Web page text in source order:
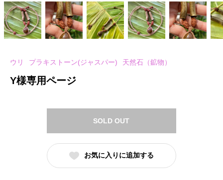
ウリ プラキストーン(ジャスパー) 天然石（鉱物）
Y様専用ページ
SOLD OUT
お気に入りに追加する